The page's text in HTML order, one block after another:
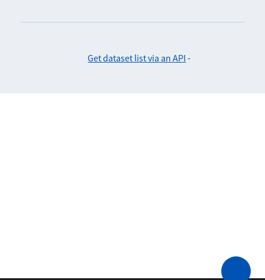
Get dataset list via an API -